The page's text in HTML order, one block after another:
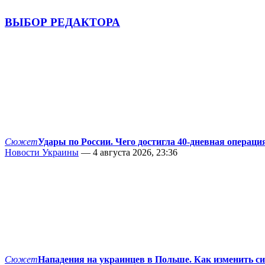
ВЫБОР РЕДАКТОРА
СюжетУдары по России. Чего достигла 40-дневная
Новости Украины — 4 августа 2026, 23:36
СюжетНападения на украинцев в Польше. Как изменить